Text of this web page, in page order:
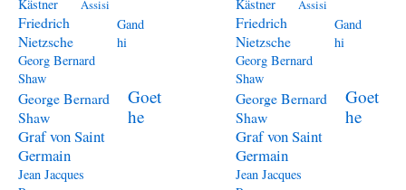
Kästner
Assisi
Friedrich
Nietzsche
Gand
hi
Georg Bernard
Shaw
George Bernard
Shaw
Goet
he
Graf von Saint
Germain
Jean Jacques
Kästner
Assisi
Friedrich
Nietzsche
Gand
hi
Georg Bernard
Shaw
George Bernard
Shaw
Goet
he
Graf von Saint
Germain
Jean Jacques